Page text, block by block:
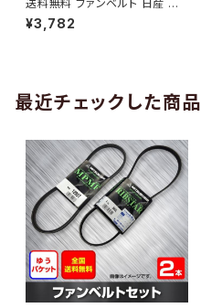
送料無料 ファンベルト 日産 キ
ューブ 型式Z12 H20.11～H24.
10 （国内トップメーカー） 1本 H
¥3,782
最近チェックした商品